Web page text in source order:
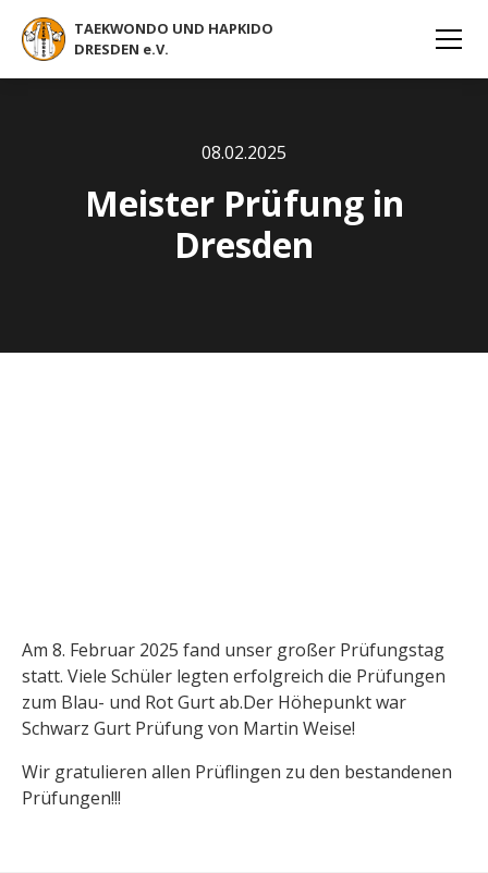
TAEKWONDO UND HAPKIDO
DRESDEN e.V.
08.02.2025
Meister Prüfung in
Dresden
Am 8. Februar 2025 fand unser großer Prüfungstag
statt. Viele Schüler legten erfolgreich die Prüfungen
zum Blau- und Rot Gurt ab.Der Höhepunkt war
Schwarz Gurt Prüfung von Martin Weise!
Wir gratulieren allen Prüflingen zu den bestandenen
Prüfungen!!!